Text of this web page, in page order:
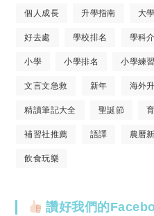
個人成長 升學指南 大學
好去處 學校排名 學科
小學 小學排名 小學練習
文言文急救 新年 海外
精讀筆記大全 聖誕節
補習社推薦 語譯 農曆
飲食玩樂
讚好我們的